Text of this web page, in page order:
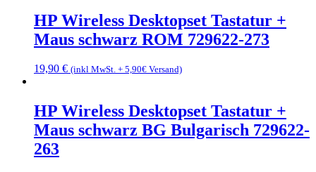
HP Wireless Desktopset Tastatur +
Maus schwarz ROM 729622-273
19,90 € (inkl MwSt. + 5,90€ Versand)
HP Wireless Desktopset Tastatur +
Maus schwarz BG Bulgarisch 729622-
263